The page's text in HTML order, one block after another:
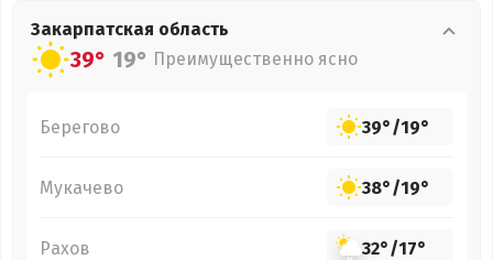
Закарпатская область
39° 19° Преимущественно ясно
Берегово 39°/19°
Мукачево 38°/19°
Рахов 32°/17°